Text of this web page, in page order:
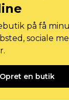
på få
sociale
Opret en butik